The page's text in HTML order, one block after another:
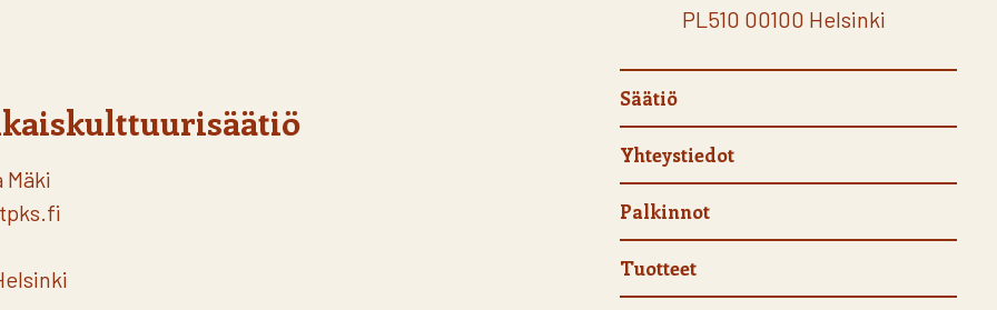
PL510 00100 Helsinki
Mäki
Säätiö
Yhteystiedot
Palkinnot
Tuotteet